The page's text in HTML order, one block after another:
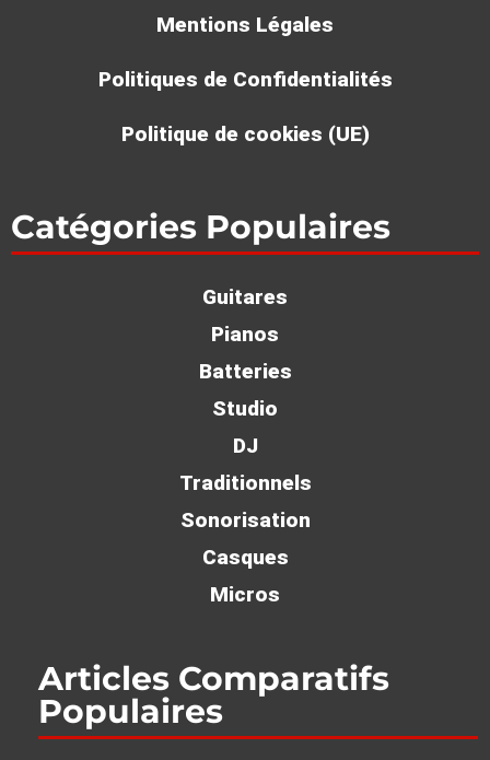
Mentions Légales
Politiques de Confidentialités
Politique de cookies (UE)
Catégories Populaires
Guitares
Pianos
Batteries
Studio
DJ
Traditionnels
Sonorisation
Casques
Micros
Articles Comparatifs
Populaires